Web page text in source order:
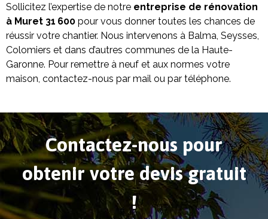
Sollicitez l’expertise de notre entreprise de rénovation
à Muret 31 600 pour vous donner toutes les chances de
réussir votre chantier. Nous intervenons à Balma, Seysses,
Colomiers et dans d’autres communes de la Haute-
Garonne. Pour remettre à neuf et aux normes votre
maison, contactez-nous par mail ou par téléphone.
Contactez-nous pour
obtenir votre devis gratuit
!